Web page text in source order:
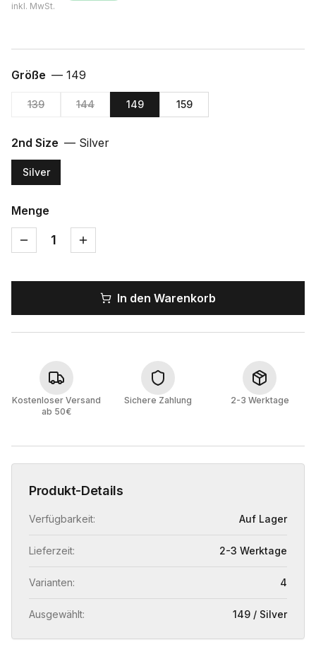
inkl. MwSt.
Größe — 149
139 144 149 159
2nd Size — Silver
Silver
Menge
1
In den Warenkorb
Kostenloser Versand
ab 50€
Sichere Zahlung 2-3 Werktage
Produkt-Details
Verfügbarkeit: Auf Lager
Lieferzeit: 2-3 Werktage
Varianten: 4
Ausgewählt: 149 / Silver